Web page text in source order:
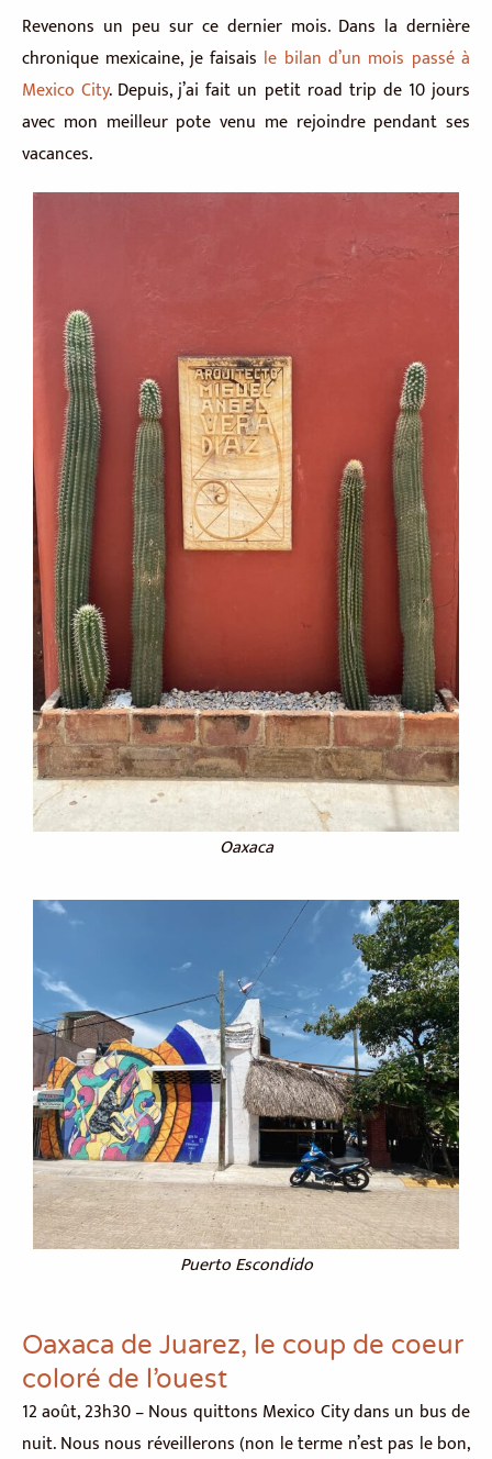
Revenons un peu sur ce dernier mois. Dans la dernière
chronique mexicaine, je faisais le bilan d’un mois passé à
Mexico City. Depuis, j’ai fait un petit road trip de 10 jours
avec mon meilleur pote venu me rejoindre pendant ses
vacances.
Oaxaca
Puerto Escondido
Oaxaca de Juarez, le coup de coeur
coloré de l’ouest
12 août, 23h30 – Nous quittons Mexico City dans un bus de
nuit. Nous nous réveillerons (non le terme n’est pas le bon,